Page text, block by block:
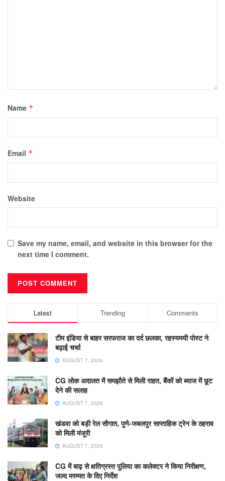
Name *
Email *
Website
Save my name, email, and website in this browser for the
next time I comment.
Latest Trending Comments
टीम इंडिया से बाहर सरफराज का दर्द छलका, रहस्यमयी पोस्ट ने
बढ़ाई चर्चा
AUGUST 7, 2026
CG लोक अदालत में समझौते से मिली राहत, बैंकों को ब्याज में छूट
देने की सलाह
AUGUST 7, 2026
खंडवा को बड़ी रेल सौगात, पुणे-जबलपुर साप्ताहिक ट्रेन के ठहराव
को मिली मंजूरी
AUGUST 7, 2026
CG में बाढ़ से क्षतिग्रस्त पुलिया का कलेक्टर ने किया निरीक्षण,
जल्द मरम्मत के दिए निर्देश